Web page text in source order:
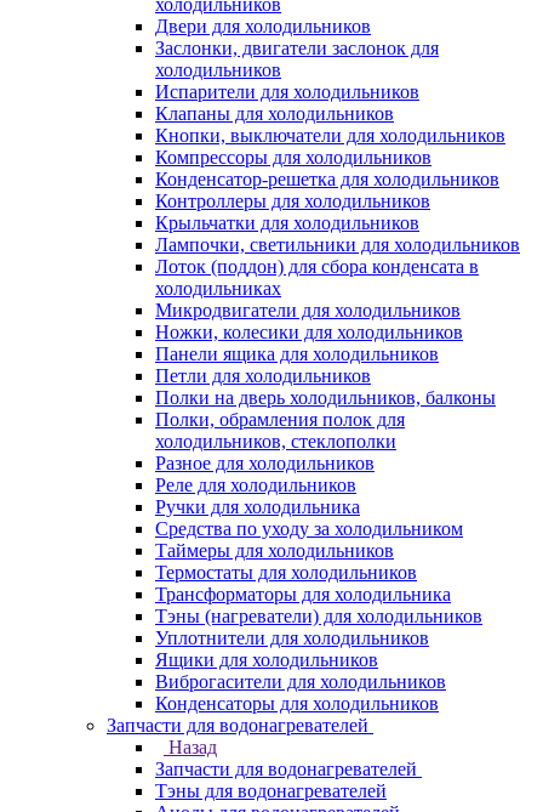
холодильников
Двери для холодильников
Заслонки, двигатели заслонок для
холодильников
Испарители для холодильников
Клапаны для холодильников
Кнопки, выключатели для холодильников
Компрессоры для холодильников
Конденсатор-решетка для холодильников
Контроллеры для холодильников
Крыльчатки для холодильников
Лампочки, светильники для холодильников
Лоток (поддон) для сбора конденсата в
холодильниках
Микродвигатели для холодильников
Ножки, колесики для холодильников
Панели ящика для холодильников
Петли для холодильников
Полки на дверь холодильников, балконы
Полки, обрамления полок для
холодильников, стеклополки
Разное для холодильников
Реле для холодильников
Ручки для холодильника
Средства по уходу за холодильником
Таймеры для холодильников
Термостаты для холодильников
Трансформаторы для холодильника
Тэны (нагреватели) для холодильников
Уплотнители для холодильников
Ящики для холодильников
Виброгасители для холодильников
Конденсаторы для холодильников
Запчасти для водонагревателей
Назад
Запчасти для водонагревателей
Тэны для водонагревателей